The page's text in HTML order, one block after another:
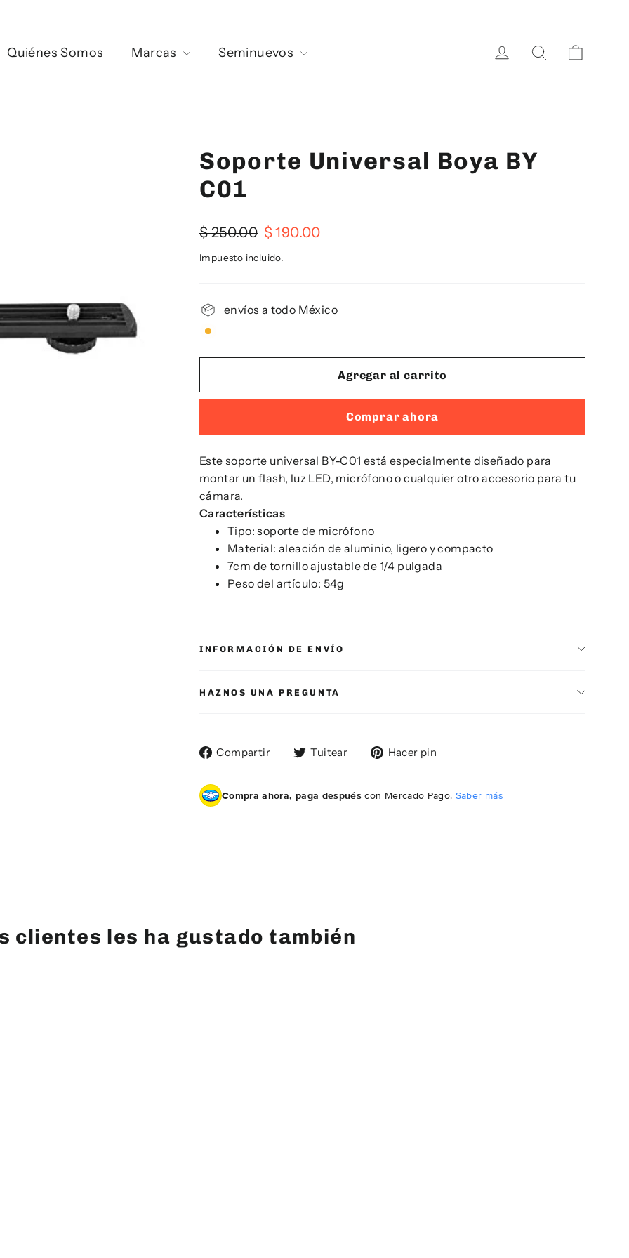
Quiénes Somos Marcas Seminuevos IngresarBuscar
Soporte Universal Boya BY
C01
Precio
$ 250.00 Precio
oferta
$ 190.00
Impuesto incluido.
envíos a todo México
Agregar al carrito
Comprar ahora
Este soporte universal BY-C01 está especialmente diseñado para
montar un flash, luz LED, micrófono o cualquier otro accesorio para tu
cámara.
Características
Tipo: soporte de micrófono
Material: aleación de aluminio, ligero y compacto
7cm de tornillo ajustable de 1/4 pulgada
Peso del artículo: 54g
INFORMACIÓN DE ENVÍO
HAZNOS UNA PREGUNTA
Compartir
Compartir
Tuitear
TuitearHacer pin
Compra ahora, paga después con Mercado Pago. Saber más
clientes les ha gustado también